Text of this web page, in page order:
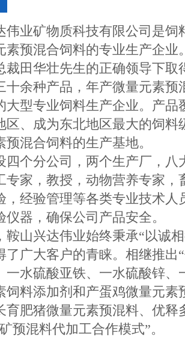
伟业矿物质科技有限公司是饲
素预混合饲料的专业生产企业
裁田华壮先生的正确领导下取
十余种产品，年产微量元素
大型专业饲料生产企业。产品
区、成为东北地区最大的饲
预混合饲料的生产基地。
四个分公司，两个生产厂，八
专家，教授，动物营养专家
，经验管理等各类专业技术人
仪器，确保公司产品安全。
鞍山兴达伟业始终秉承“以诚
了广大客户的青睐。相继推出
一水硫酸亚铁、一水硫酸锌、
饲料添加剂和产蛋鸡微量元素
育肥猪微量元素预混料、优释
预混料代加工合作模式”。